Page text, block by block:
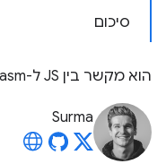
סיכום
הוא מקשר בין JS ל-wasm!
Surma